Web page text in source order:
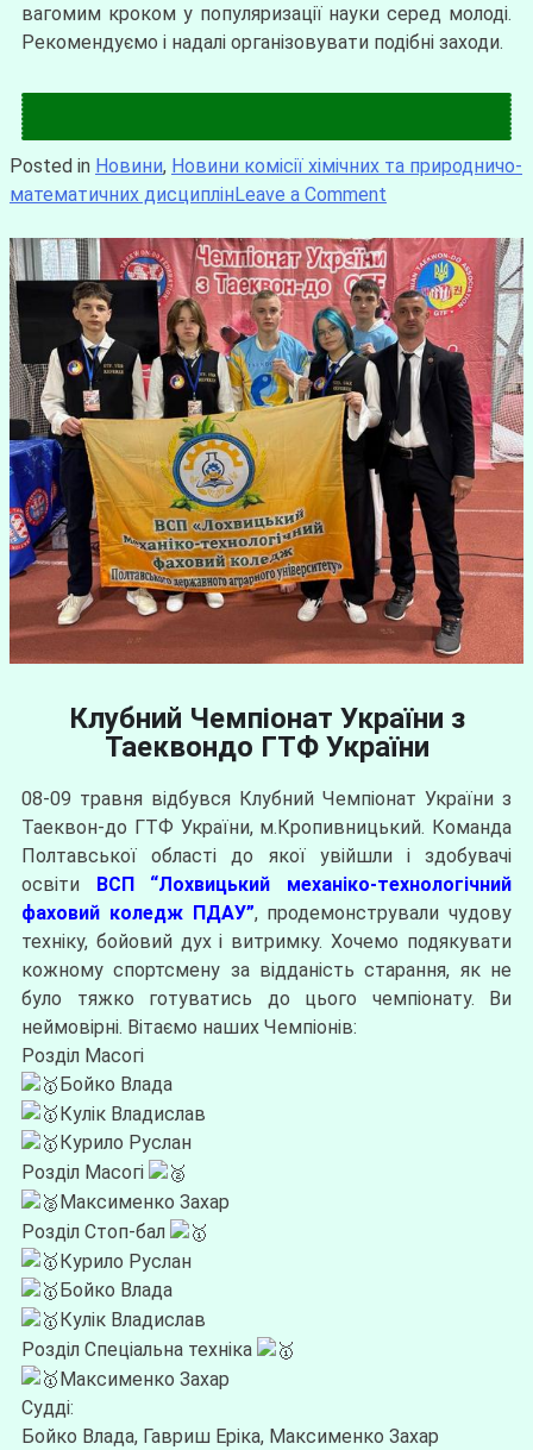
вагомим кроком у популяризації науки серед молоді.
Рекомендуємо і надалі організовувати подібні заходи.
Posted in Новини, Новини комісії хімічних та природничо-
математичних дисциплін Leave a Comment
Клубний Чемпіонат України з
Таеквондо ГТФ України
08-09 травня відбувся Клубний Чемпіонат України з
Таеквон-до ГТФ України, м.Кропивницький. Команда
Полтавської області до якої увійшли і здобувачі
освіти ВСП “Лохвицький механіко-технологічний
фаховий коледж ПДАУ”, продемонстрували чудову
техніку, бойовий дух і витримку. Хочемо подякувати
кожному спортсмену за відданість старання, як не
було тяжко готуватись до цього чемпіонату. Ви
неймовірні. Вітаємо наших Чемпіонів:
Розділ Масогі
Бойко Влада
Кулік Владислав
Курило Руслан
Розділ Масогі
Максименко Захар
Розділ Стоп-бал
Курило Руслан
Бойко Влада
Кулік Владислав
Розділ Спеціальна техніка
Максименко Захар
Судді:
Бойко Влада, Гавриш Еріка, Максименко Захар